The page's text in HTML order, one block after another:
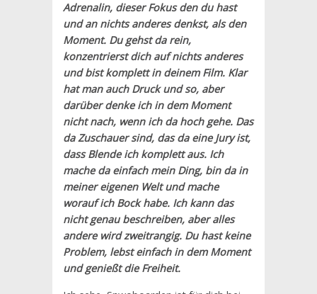
Adrenalin, dieser Fokus den du hast
und an nichts anderes denkst, als den
Moment. Du gehst da rein,
konzentrierst dich auf nichts anderes
und bist komplett in deinem Film. Klar
hat man auch Druck und so, aber
darüber denke ich in dem Moment
nicht nach, wenn ich da hoch gehe. Das
da Zuschauer sind, das da eine Jury ist,
dass Blende ich komplett aus. Ich
mache da einfach mein Ding, bin da in
meiner eigenen Welt und mache
worauf ich Bock habe. Ich kann das
nicht genau beschreiben, aber alles
andere wird zweitrangig. Du hast keine
Problem, lebst einfach in dem Moment
und genießt die Freiheit.